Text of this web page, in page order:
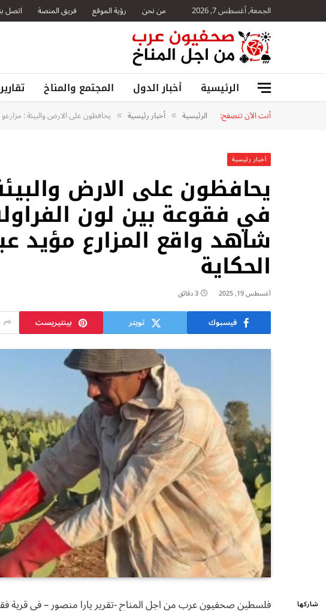
الجمعة, أغسطس 7, 2026 من نحن رؤية الموقع فريق المنصة اتصل
الرئيسية أخبار الدول المجتمع والمناخ تقارير
أنت الآن تتصفح: الرئيسية » أخبار رئيسية » يحافظون على الارض والبيئة :
أخبار رئيسية
يحافظون على الارض
في فقوعة بين لون
شاهد واقع المزارع مؤيد
الحكاية
أغسطس 19, 2025 3 دقائق
فيسبوك تويتر بينتيريست
شاركها
فلسطين صحفيون عرب من اجل المناح -تقرير يارا منصور – في قرية